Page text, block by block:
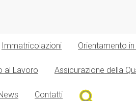
Immatricolazioni Orientamento
al Lavoro Assicurazione della
Contatti